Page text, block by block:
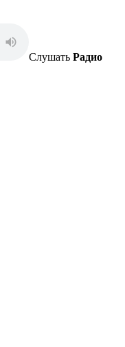
Слушать Радио